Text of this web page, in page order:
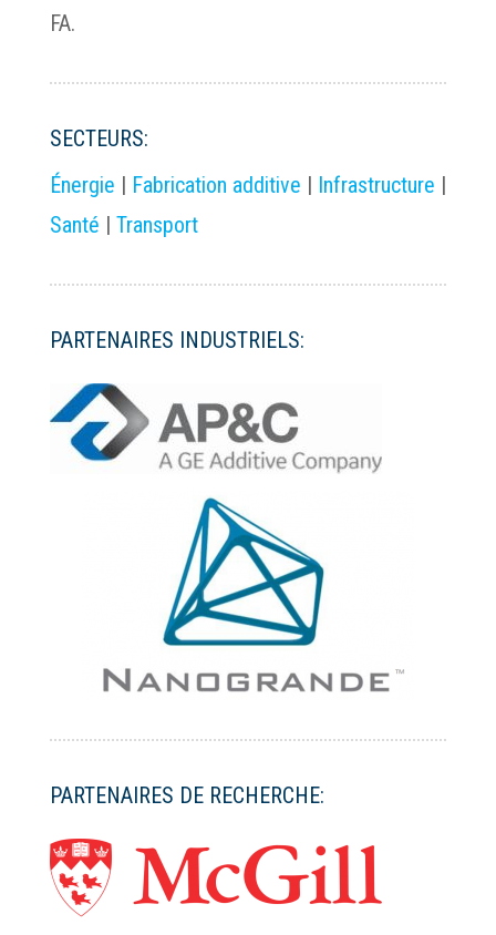
FA.
SECTEURS:
Énergie | Fabrication additive | Infrastructure |
Santé | Transport
PARTENAIRES INDUSTRIELS:
PARTENAIRES DE RECHERCHE: